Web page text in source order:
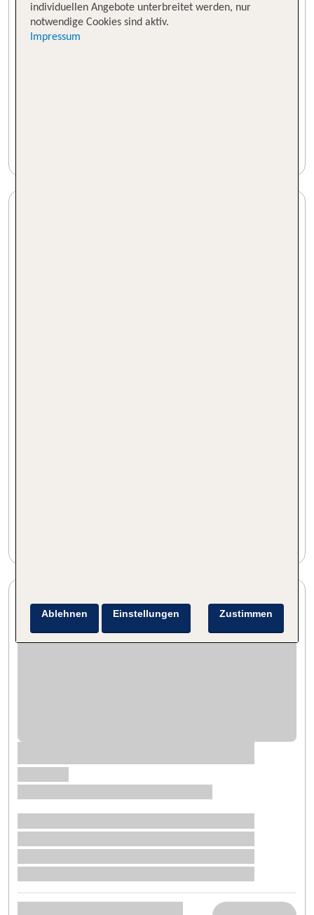
individuellen Angebote unterbreitet werden, nur
notwendige Cookies sind aktiv.
Impressum
Zustimmen
Ablehnen Einstellungen